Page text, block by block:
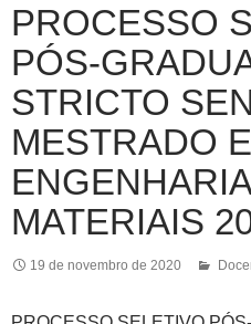
PROCESSO
PÓS-
STRICTO
MESTRADO
MATERIAIS
19 de novembro de 2020